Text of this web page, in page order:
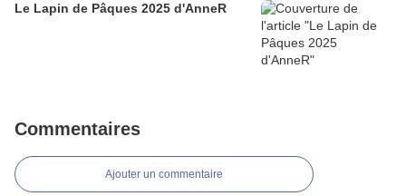
Le Lapin de Pâques 2025 d'AnneR
Commentaires
Ajouter un commentaire